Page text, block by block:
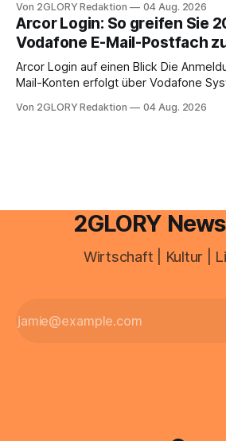
abwesenheiten und die gesamte
Ihr personal digital zu organisieren. In
erfahren Sie alles, was Sie für einen
brauchen, von der Registrierung
Von 2GLORY Redaktion 04 Aug. 2026
Arcor Login: So greifen Sie
Vodafone E-Mail-Postfach
Arcor Login auf einen Blick Die Anmeldung für alte Arcor-E-
Mail-Konten erfolgt über Vodafone
besitzt, loggt sich heute über das
Von 2GLORY Redaktion 04 Aug. 2026
2GLORY
Wirtschaft | Kultur |